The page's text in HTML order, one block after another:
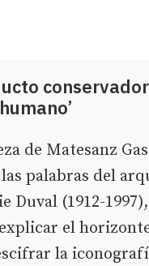
de Matesanz
palabras del
Duval (1912-
el
la